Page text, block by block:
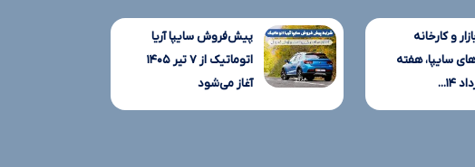
و کارخانه
سایپا، هفته
۱۴...
پیش‌فروش سایپا آریا
اتوماتیک از ۷ تیر ۱۴۰۵
آغاز می‌شود